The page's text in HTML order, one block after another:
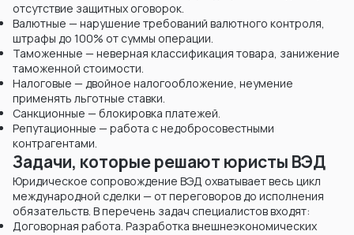
отсутствие защитных оговорок.
Валютные — нарушение требований валютного контроля,
штрафы до 100% от суммы операции.
Таможенные — неверная классификация товара, занижение
таможенной стоимости.
Налоговые — двойное налогообложение, неумение
применять льготные ставки.
Санкционные — блокировка платежей.
Репутационные — работа с недобросовестными
контрагентами.
Задачи, которые решают юристы ВЭД
Юридическое сопровождение ВЭД охватывает весь цикл
международной сделки — от переговоров до исполнения
обязательств. В перечень задач специалистов входят:
Договорная работа. Разработка внешнеэкономических